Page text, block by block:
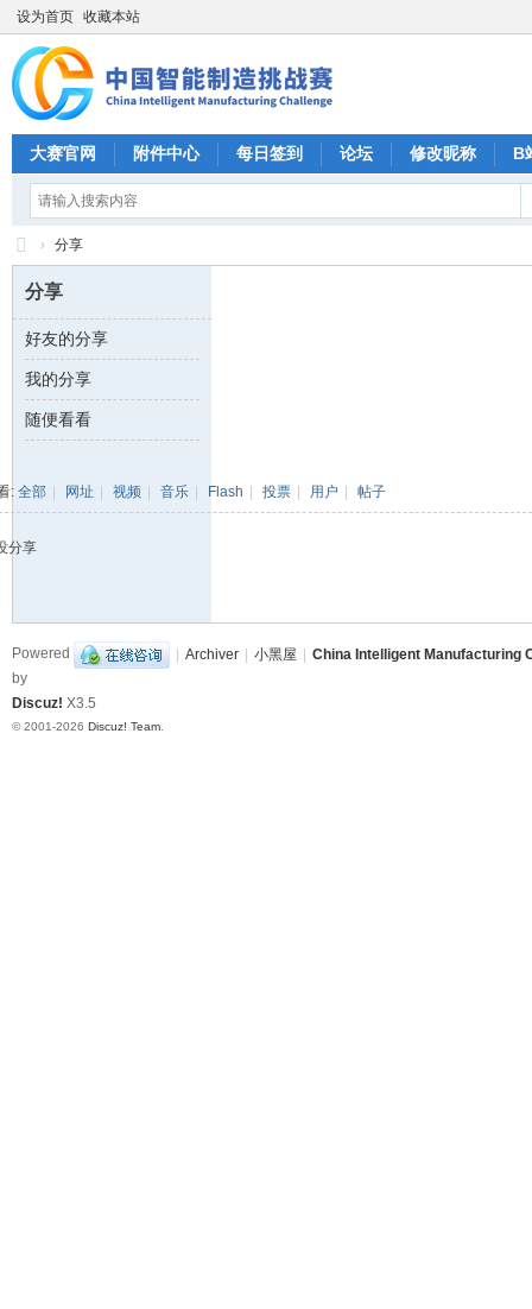
设为首页 收藏本站
大赛官网 附件中心 每日签到 论坛 修改昵称 B
CI
M
C
中
国
能
造
战
赛
B
B
› 分享
分享
好友的分享
我的分享
随便看看
: 全部 网址 视频 音乐 Flash 投票 用户 帖子
分享
| Archiver | 小黑屋 | China Intelligent Manufacturing
Powered
by
Discuz! X3.5
© 2001-2026 Discuz! Team